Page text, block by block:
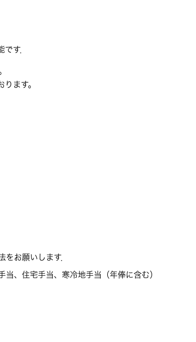
す．
ます。
お願いします．
、住宅手当、寒冷地手当（年俸に含む）